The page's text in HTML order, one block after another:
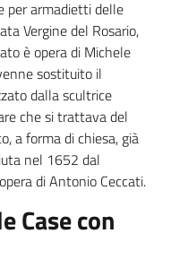
per armadietti delle
Vergine del Rosario,
è opera di Michele
sostituito il
dalla scultrice
che si trattava del
a forma di chiesa, già
nel 1652 dal
di Antonio Ceccati.
Case con